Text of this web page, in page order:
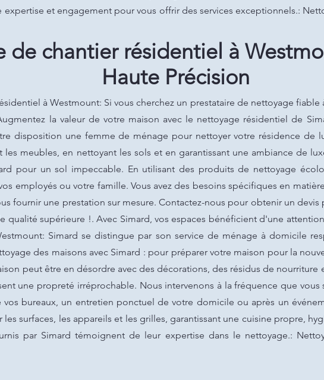
et engagement pour vous offrir des services exceptionnels.:
de chantier résidentiel à
Haute Précision
à Westmount: Si vous cherchez un prestataire de nettoyage fiable
la valeur de votre maison avec le nettoyage résidentiel de
disposition une femme de ménage pour nettoyer votre résidence de
les meubles, en nettoyant les sols et en garantissant une ambiance de
pour un sol impeccable. En utilisant des produits de nettoyage
employés ou votre famille. Vous avez des besoins spécifiques en
fournir une prestation sur mesure. Contactez-nous pour obtenir un
qualité supérieure !. Avec Simard, vos espaces bénéficient d'une
Simard se distingue par son service de ménage à domicile
des maisons avec Simard : pour préparer votre maison pour la
peut être en désordre avec des décorations, des résidus de nourriture
une propreté irréprochable. Nous intervenons à la fréquence que
bureaux, un entretien ponctuel de votre domicile ou après un
surfaces, les appareils et les grilles, garantissant une cuisine propre,
par Simard témoignent de leur expertise dans le nettoyage.: